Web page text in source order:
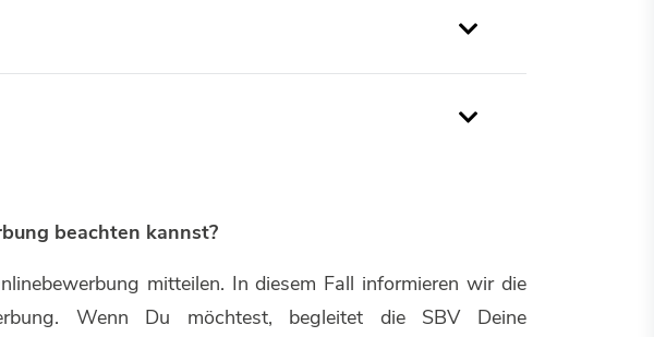
beachten kannst?
mitteilen. In diesem Fall informieren wir die
Wenn Du möchtest, begleitet die SBV Deine